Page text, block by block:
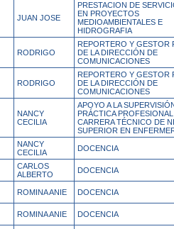
JUAN JOSE
PRESTACION DE
EN PROYECTOS
MEDIOAMBIENTALES E
HIDROGRAFIA
RODRIGO
REPORTERO Y GESTOR
DE LA DIRECCIÓN DE
COMUNICACIONES
RODRIGO
REPORTERO Y GESTOR
DE LA DIRECCIÓN DE
COMUNICACIONES
NANCY
CECILIA
APOYO A LA
PRÁCTICA PROFESIONAL
CARRERA TÉCNICO DE
SUPERIOR EN
NANCY
CECILIA
DOCENCIA
CARLOS
ALBERTO
DOCENCIA
ROMINA ANIE DOCENCIA
ROMINA ANIE DOCENCIA